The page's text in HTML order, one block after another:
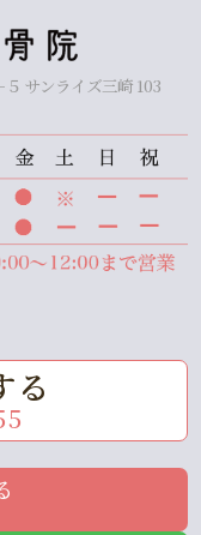
サンライズ三崎 103
る